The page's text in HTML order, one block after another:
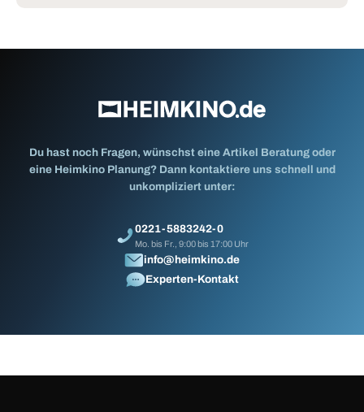
Du hast noch Fragen, wünschst eine Artikel Beratung oder
eine Heimkino Planung? Dann kontaktiere uns schnell und
unkompliziert unter:
0221-5883242-0
Mo. bis Fr., 9:00 bis 17:00 Uhr
info@heimkino.de
Experten-Kontakt